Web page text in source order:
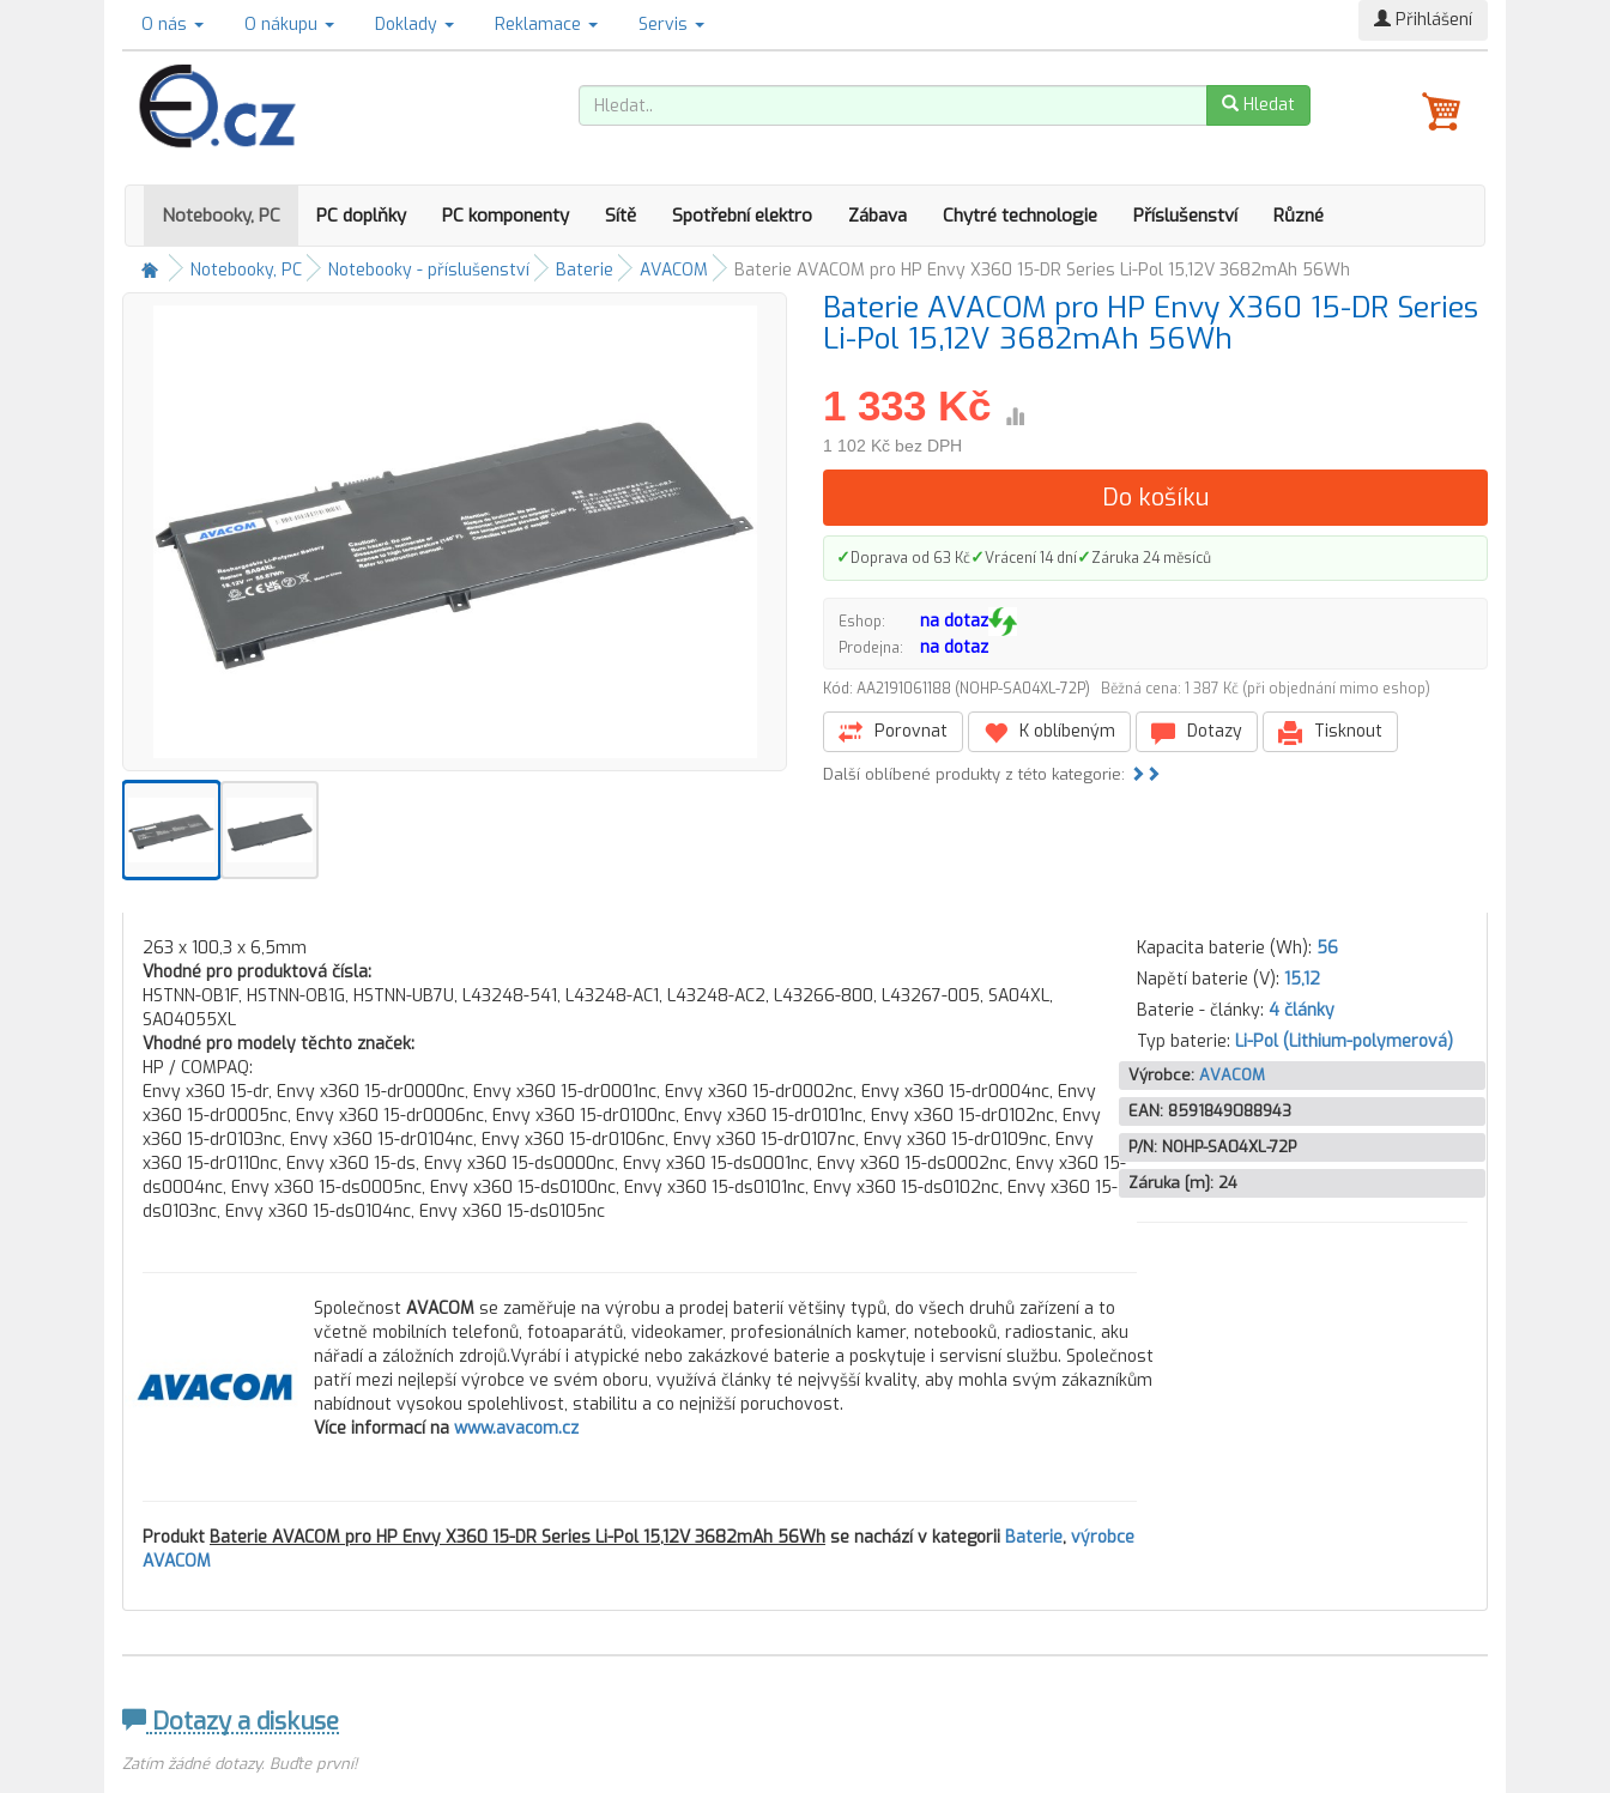
O nás O nákupu Doklady Reklamace Servis Přihlášení
Hledat
Notebooky, PC PC doplňky PC komponenty Sítě Spotřební elektro Zábava Chytré technologie Příslušenství Různé
Notebooky, PC Notebooky - příslušenství Baterie AVACOM Baterie AVACOM pro HP Envy X360 15-DR Series Li-Pol 15,12V 3682mAh 56Wh
Baterie AVACOM pro HP Envy X360 15-DR Series
Li-Pol 15,12V 3682mAh 56Wh
1 333 Kč
1 102 Kč bez DPH
Do košíku
✓Doprava od 63 Kč✓Vrácení 14 dní✓Záruka 24 měsíců
Eshop: na dotaz
Prodejna: na dotaz
Kód: AA2191061188 (NOHP-SA04XL-72P) Běžná cena: 1 387 Kč (při objednání mimo eshop)
Porovnat K oblíbeným Dotazy Tisknout
Další oblíbené produkty z této kategorie:
263 x 100,3 x 6,5mm
Vhodné pro produktová čísla:
HSTNN-OB1F, HSTNN-OB1G, HSTNN-UB7U, L43248-541, L43248-AC1, L43248-AC2, L43266-800, L43267-005, SA04XL,
SA04055XL
Vhodné pro modely těchto značek:
HP / COMPAQ:
Envy x360 15-dr, Envy x360 15-dr0000nc, Envy x360 15-dr0001nc, Envy x360 15-dr0002nc, Envy x360 15-dr0004nc, Envy
x360 15-dr0005nc, Envy x360 15-dr0006nc, Envy x360 15-dr0100nc, Envy x360 15-dr0101nc, Envy x360 15-dr0102nc, Envy
x360 15-dr0103nc, Envy x360 15-dr0104nc, Envy x360 15-dr0106nc, Envy x360 15-dr0107nc, Envy x360 15-dr0109nc, Envy
x360 15-dr0110nc, Envy x360 15-ds, Envy x360 15-ds0000nc, Envy x360 15-ds0001nc, Envy x360 15-ds0002nc, Envy x360 15-
ds0004nc, Envy x360 15-ds0005nc, Envy x360 15-ds0100nc, Envy x360 15-ds0101nc, Envy x360 15-ds0102nc, Envy x360 15-
ds0103nc, Envy x360 15-ds0104nc, Envy x360 15-ds0105nc
Společnost AVACOM se zaměřuje na výrobu a prodej baterií většiny typů, do všech druhů zařízení a to
včetně mobilních telefonů, fotoaparátů, videokamer, profesionálních kamer, notebooků, radiostanic, aku
nářadí a záložních zdrojů.Vyrábí i atypické nebo zakázkové baterie a poskytuje i servisní službu. Společnost
patří mezi nejlepší výrobce ve svém oboru, využívá články té nejvyšší kvality, aby mohla svým zákazníkům
nabídnout vysokou spolehlivost, stabilitu a co nejnižší poruchovost.
Více informací na www.avacom.cz
Produkt Baterie AVACOM pro HP Envy X360 15-DR Series Li-Pol 15,12V 3682mAh 56Wh se nachází v kategorii Baterie, výrobce
AVACOM
Kapacita baterie (Wh): 56
Napětí baterie (V): 15,12
Baterie - články: 4 články
Typ baterie: Li-Pol (Lithium-polymerová)
Výrobce: AVACOM
EAN: 8591849088943
P/N: NOHP-SA04XL-72P
Záruka [m]: 24
Dotazy a diskuse
Zatím žádné dotazy. Buďte první!